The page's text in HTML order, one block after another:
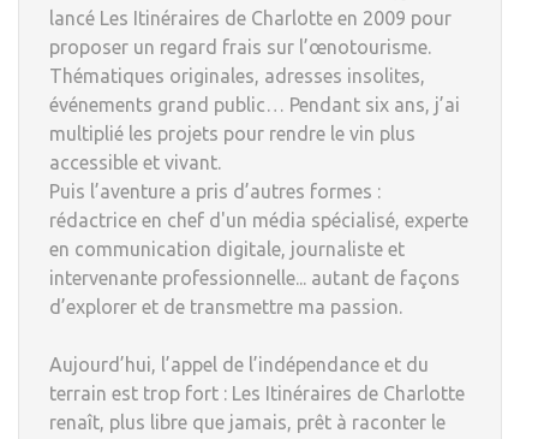
lancé Les Itinéraires de Charlotte en 2009 pour
proposer un regard frais sur l’œnotourisme.
Thématiques originales, adresses insolites,
événements grand public… Pendant six ans, j’ai
multiplié les projets pour rendre le vin plus
accessible et vivant.
Puis l’aventure a pris d’autres formes :
rédactrice en chef d'un média spécialisé, experte
en communication digitale, journaliste et
intervenante professionnelle... autant de façons
d’explorer et de transmettre ma passion.
Aujourd’hui, l’appel de l’indépendance et du
terrain est trop fort : Les Itinéraires de Charlotte
renaît, plus libre que jamais, prêt à raconter le